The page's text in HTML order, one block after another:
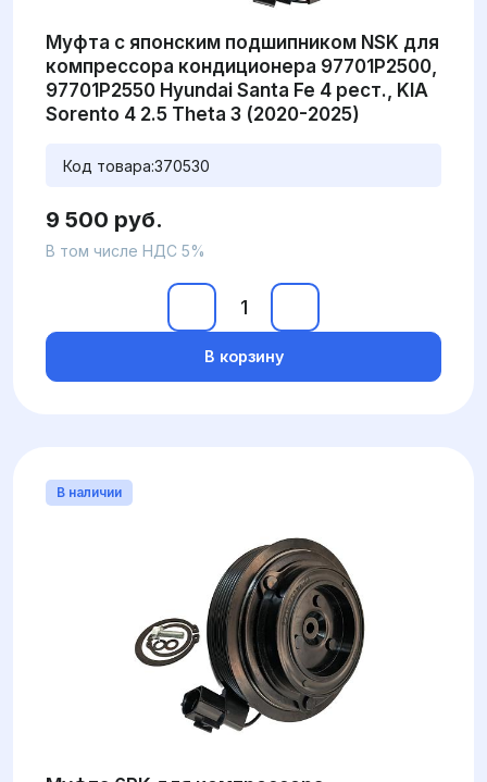
Муфта с японским подшипником NSK для
компрессора кондиционера 97701P2500,
97701P2550 Hyundai Santa Fe 4 рест., KIA
Sorento 4 2.5 Theta 3 (2020-2025)
Код товара:370530
9 500 руб.
В том числе НДС 5%
В корзину
В наличии